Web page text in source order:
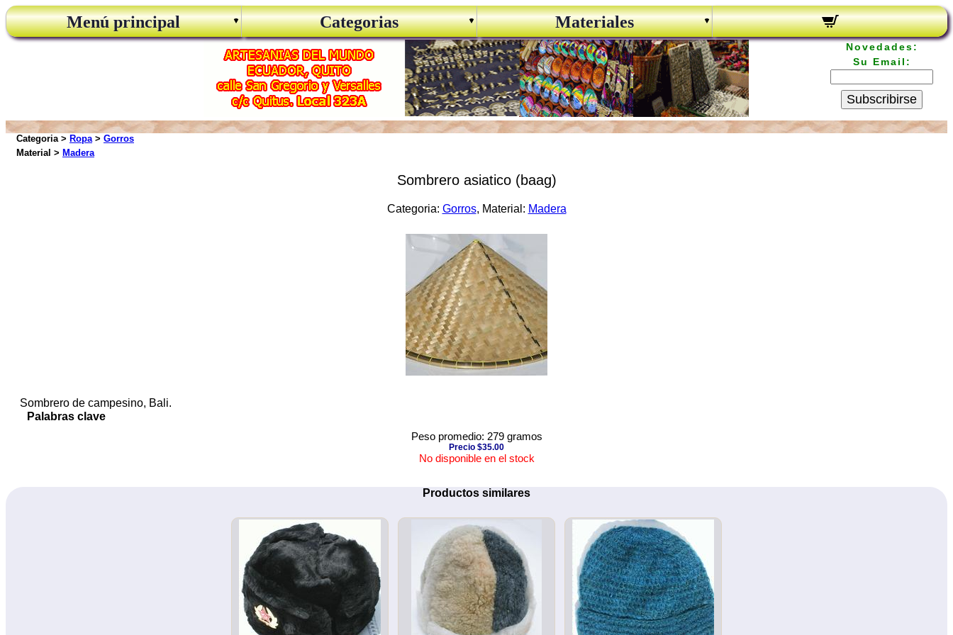
Menú principal Categorias Materiales
Novedades:
Su Email:
Subscribirse
Categoria > Ropa> Gorros
Material > Madera
Sombrero asiatico (baag)
Categoria: Gorros, Material: Madera
Sombrero de campesino, Bali.
Palabras clave
Peso promedio: 279 gramos
Precio $35.00
No disponible en el stock
Productos similares